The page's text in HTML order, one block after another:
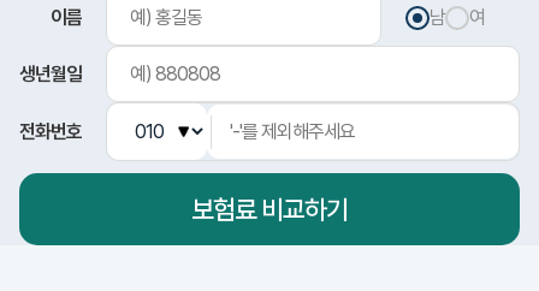
이름 남 여
생년월일
전화번호
보험료비교하기